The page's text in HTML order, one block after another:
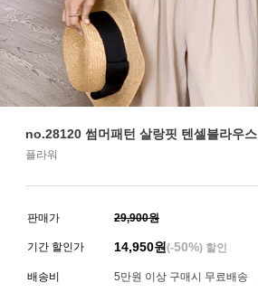
no.28120 썸머패턴 살랑핏 텐셀블라우스
플라워
판매가 29,900원
기간 할인가 14,950원 (-50%) 할인
배송비 5만원 이상 구매시 무료배송